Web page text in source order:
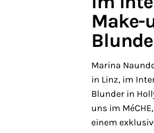
Make-
Marina
in Linz, im
Blunder in
uns im
einem